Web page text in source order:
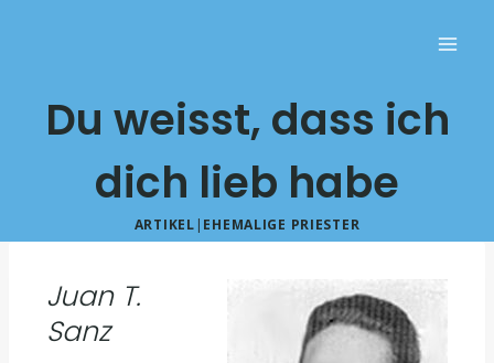
Du weisst, dass ich
dich lieb habe
ARTIKEL | EHEMALIGE PRIESTER
Juan T.
Sanz